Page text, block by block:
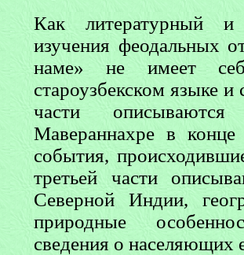
Как литературный и
изучения феодальных
наме» не имеет
староузбекском языке
части
Мавераннахре в
события,
третьей части
Северной Индии,
природные
сведения о населяющих